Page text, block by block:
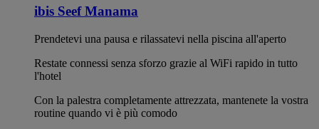
ibis Seef Manama
Prendetevi una pausa e rilassatevi nella piscina all'aperto
Restate connessi senza sforzo grazie al WiFi rapido in tutto
l'hotel
Con la palestra completamente attrezzata, mantenete la vostra
routine quando vi è più comodo